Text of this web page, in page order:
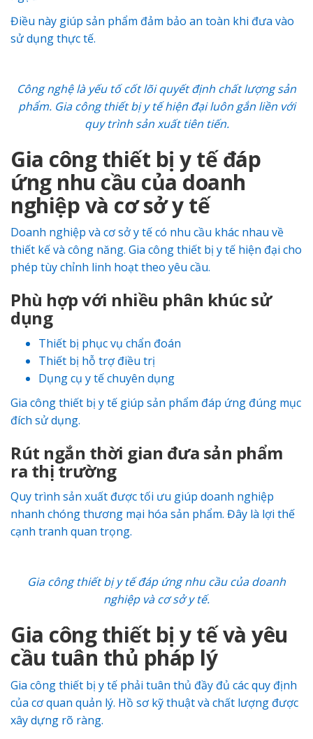
Điều này giúp sản phẩm đảm bảo an toàn khi đưa vào
sử dụng thực tế.
Công nghệ là yếu tố cốt lõi quyết định chất lượng sản
phẩm. Gia công thiết bị y tế hiện đại luôn gắn liền với
quy trình sản xuất tiên tiến.
Gia công thiết bị y tế đáp
ứng nhu cầu của doanh
nghiệp và cơ sở y tế
Doanh nghiệp và cơ sở y tế có nhu cầu khác nhau về
thiết kế và công năng. Gia công thiết bị y tế hiện đại cho
phép tùy chỉnh linh hoạt theo yêu cầu.
Phù hợp với nhiều phân khúc sử
dụng
Thiết bị phục vụ chẩn đoán
Thiết bị hỗ trợ điều trị
Dụng cụ y tế chuyên dụng
Gia công thiết bị y tế giúp sản phẩm đáp ứng đúng mục
đích sử dụng.
Rút ngắn thời gian đưa sản phẩm
ra thị trường
Quy trình sản xuất được tối ưu giúp doanh nghiệp
nhanh chóng thương mại hóa sản phẩm. Đây là lợi thế
cạnh tranh quan trọng.
Gia công thiết bị y tế đáp ứng nhu cầu của doanh
nghiệp và cơ sở y tế.
Gia công thiết bị y tế và yêu
cầu tuân thủ pháp lý
Gia công thiết bị y tế phải tuân thủ đầy đủ các quy định
của cơ quan quản lý. Hồ sơ kỹ thuật và chất lượng được
xây dựng rõ ràng.